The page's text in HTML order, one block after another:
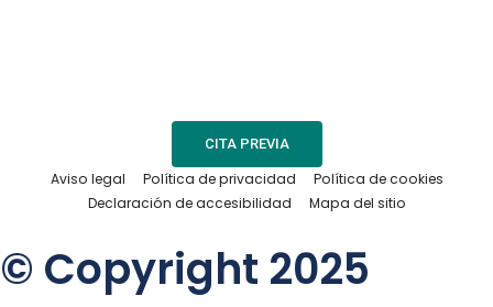
CITA PREVIA
Aviso legal Política de privacidad
Política de cookies
Declaración de accesibilidad
Mapa del sitio
© Copyright 2025